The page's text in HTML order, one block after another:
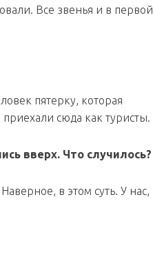
Все звенья и в первой
пятерку, которая
сюда как туристы.
вверх. Что случилось?
в этом суть. У нас,